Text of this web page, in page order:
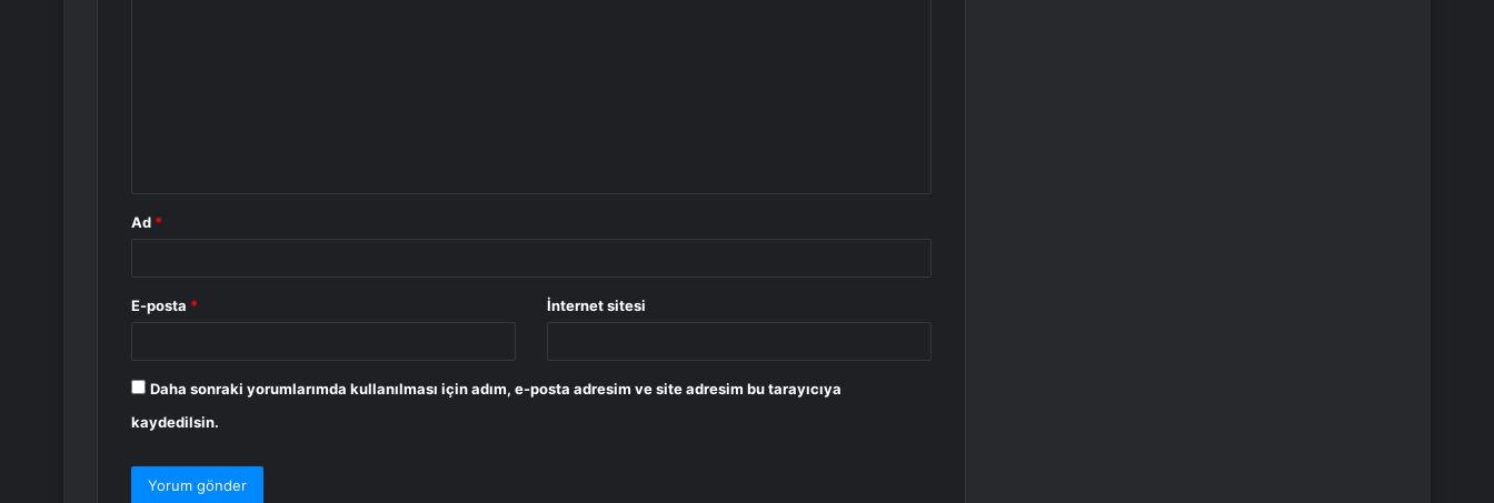
Ad *
E-posta * İnternet sitesi
Daha sonraki yorumlarımda kullanılması için adım, e-posta adresim ve site adresim bu tarayıcıya
kaydedilsin.